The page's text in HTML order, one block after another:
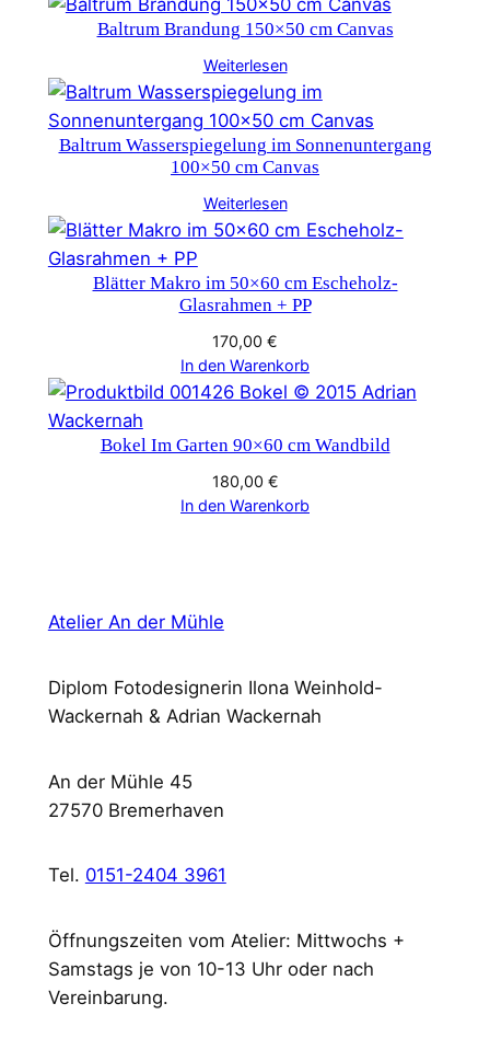
Baltrum Brandung 150×50 cm Canvas
Weiterlesen
Baltrum Wasserspiegelung im Sonnenuntergang
100×50 cm Canvas
Weiterlesen
Blätter Makro im 50×60 cm Escheholz-
Glasrahmen + PP
170,00 €
In den Warenkorb
Bokel Im Garten 90×60 cm Wandbild
180,00 €
In den Warenkorb
Atelier An der Mühle
Diplom Fotodesignerin Ilona Weinhold-
Wackernah & Adrian Wackernah
An der Mühle 45
27570 Bremerhaven
Tel. 0151-2404 3961
Öffnungszeiten vom Atelier: Mittwochs +
Samstags je von 10-13 Uhr oder nach
Vereinbarung.